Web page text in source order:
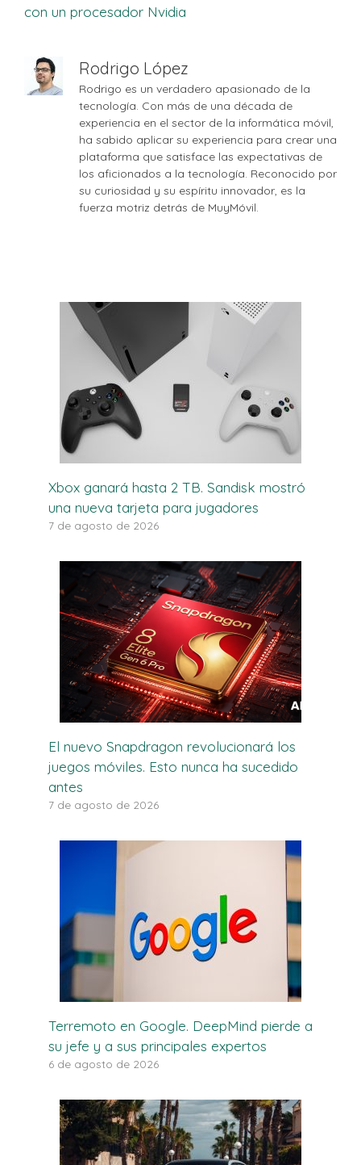
con un procesador Nvidia
Rodrigo López
Rodrigo es un verdadero apasionado de la
tecnología. Con más de una década de
experiencia en el sector de la informática móvil,
ha sabido aplicar su experiencia para crear una
plataforma que satisface las expectativas de
los aficionados a la tecnología. Reconocido por
su curiosidad y su espíritu innovador, es la
fuerza motriz detrás de MuyMóvil.
Xbox ganará hasta 2 TB. Sandisk mostró
una nueva tarjeta para jugadores
7 de agosto de 2026
El nuevo Snapdragon revolucionará los
juegos móviles. Esto nunca ha sucedido
antes
7 de agosto de 2026
Terremoto en Google. DeepMind pierde a
su jefe y a sus principales expertos
6 de agosto de 2026